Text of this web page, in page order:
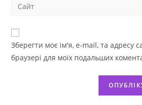
Зберегти моє ім'я, e-mail, та адресу
браузері для моїх подальших